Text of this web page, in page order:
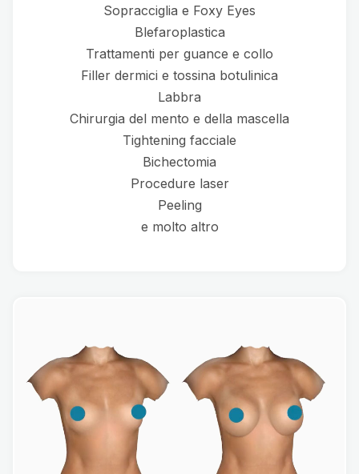
Sopracciglia e Foxy Eyes
Blefaroplastica
Trattamenti per guance e collo
Filler dermici e tossina botulinica
Labbra
Chirurgia del mento e della mascella
Tightening facciale
Bichectomia
Procedure laser
Peeling
e molto altro